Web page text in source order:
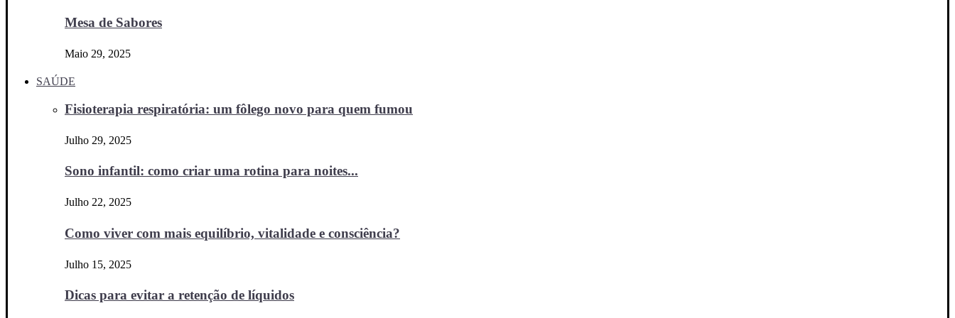
Mesa de Sabores
Maio 29, 2025
SAÚDE
Fisioterapia respiratória: um fôlego novo para quem fumou
Julho 29, 2025
Sono infantil: como criar uma rotina para noites...
Julho 22, 2025
Como viver com mais equilíbrio, vitalidade e consciência?
Julho 15, 2025
Dicas para evitar a retenção de líquidos